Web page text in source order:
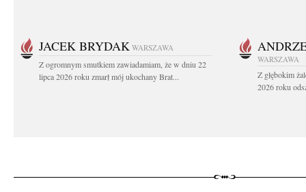
JACEK BRYDAK WARSZAWA
Z ogromnym smutkiem zawiadamiam, że w dniu 22
lipca 2026 roku zmarł mój ukochany Brat...
WARSZAWA
Z głębokim
2026 roku